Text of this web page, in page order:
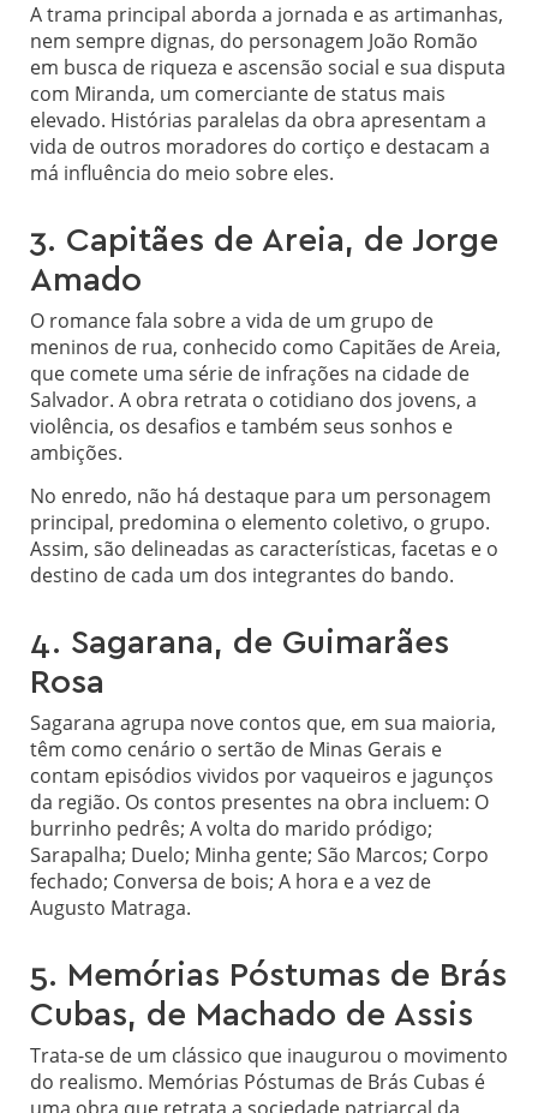
A trama principal aborda a jornada e as artimanhas,
nem sempre dignas, do personagem João Romão
em busca de riqueza e ascensão social e sua disputa
com Miranda, um comerciante de status mais
elevado. Histórias paralelas da obra apresentam a
vida de outros moradores do cortiço e destacam a
má influência do meio sobre eles.
3. Capitães de Areia, de Jorge
Amado
O romance fala sobre a vida de um grupo de
meninos de rua, conhecido como Capitães de Areia,
que comete uma série de infrações na cidade de
Salvador. A obra retrata o cotidiano dos jovens, a
violência, os desafios e também seus sonhos e
ambições.
No enredo, não há destaque para um personagem
principal, predomina o elemento coletivo, o grupo.
Assim, são delineadas as características, facetas e o
destino de cada um dos integrantes do bando.
4. Sagarana, de Guimarães
Rosa
Sagarana agrupa nove contos que, em sua maioria,
têm como cenário o sertão de Minas Gerais e
contam episódios vividos por vaqueiros e jagunços
da região. Os contos presentes na obra incluem: O
burrinho pedrês; A volta do marido pródigo;
Sarapalha; Duelo; Minha gente; São Marcos; Corpo
fechado; Conversa de bois; A hora e a vez de
Augusto Matraga.
5. Memórias Póstumas de Brás
Cubas, de Machado de Assis
Trata-se de um clássico que inaugurou o movimento
do realismo. Memórias Póstumas de Brás Cubas é